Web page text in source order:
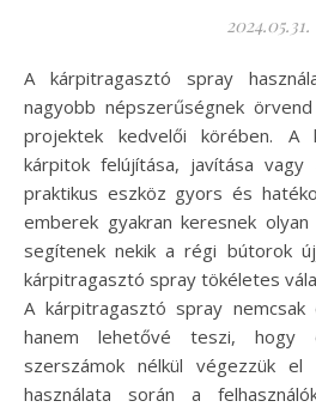
2024.05.31.
A kárpitragasztó spray használata napjainkban egyre
nagyobb népszerűségnek
projektek kedvelői körében. A
kárpitok felújítása, javítása
praktikus eszköz gyors és
emberek gyakran keresnek
segítenek nekik a régi bútorok
kárpitragasztó spray tökéletes
A kárpitragasztó spray
hanem lehetővé teszi, hogy
szerszámok nélkül végezzük
használata során a